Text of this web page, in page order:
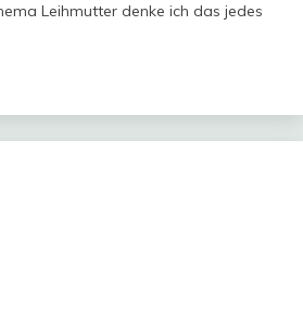
Leihmutter denke ich das jedes